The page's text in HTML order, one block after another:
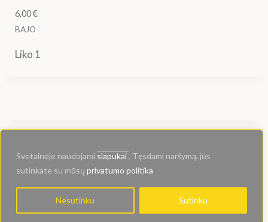
Svetainėje naudojami slapukai . Tęsdami naršymą, jūs
sutinkate su mūsų privatumo politika
Nesutinku Sutinku
6,00€
BAJO
Liko 1
© 2024 Kioskas.ART